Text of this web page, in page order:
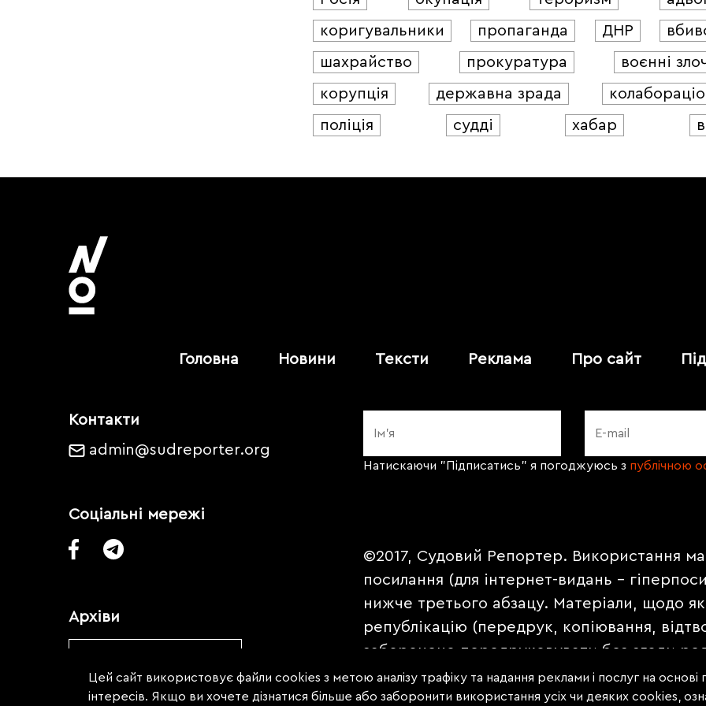
коригувальники
пропаганда ДНР
шахрайство
прокуратура
воєнні
корупція
державна зрада
поліція
судді хабар
Головна Новини Тексти Реклама Про сайт
Контакти
admin@sudreporter.org
Соціальні мережі
Архіви
Натискаючи "Підписатись" я погоджуюсь з публічною
©2017, Судовий Репортер. Використання
посилання (для інтернет-видань -
нижче третього абзацу. Матеріали, щодо
републікацію (передрук, копіювання,
заборонено передруковувати без згоди
PROMOTED, ЗА ПІДТРИМКИ, * публікуються
Цей сайт використовує файли cookies з метою аналізу трафіку та надання реклами і послуг на
інтересів. Якщо ви хочете дізнатися більше або заборонити використання усіх чи деяких cookies,